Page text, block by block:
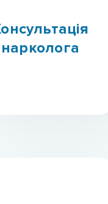
нарколога